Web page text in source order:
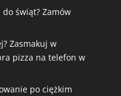
świąt? Zamów
Zasmakuj w
pizza na telefon w
po ciężkim